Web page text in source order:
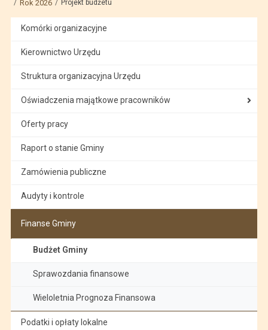
Rok 2026
Projekt budżetu
Komórki organizacyjne
Kierownictwo Urzędu
Struktura organizacyjna Urzędu
Oświadczenia majątkowe pracowników
Oferty pracy
Raport o stanie Gminy
Zamówienia publiczne
Audyty i kontrole
Finanse Gminy
Budżet Gminy
Sprawozdania finansowe
Wieloletnia Prognoza Finansowa
Podatki i opłaty lokalne